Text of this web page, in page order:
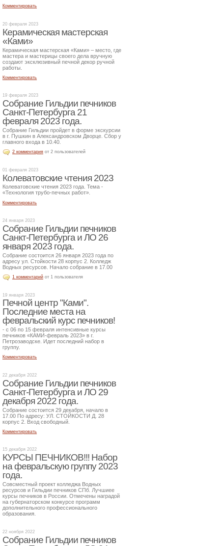
Комментировать
20 февраля 2023
Керамическая мастерская
«Ками»
Керамическая мастерская «Ками» – место, где
мастера и мастерицы своего дела вручную
создают эксклюзивный печной декор ручной
работы.
Комментировать
19 февраля 2023
Собрание Гильдии печников
Санкт-Петербурга 21
февраля 2023 года.
Собрание Гильдии пройдет в форме экскурсии
в г. Пушкин в Александровском Дворце. Сбор у
главного входа в 10.40.
2 комментария от 2 пользователей
01 февраля 2023
Колеватовские чтения 2023
Колеватовские чтения 2023 года. Тема -
«Технология трубо-печных работ».
Комментировать
24 января 2023
Собрание Гильдии печников
Санкт-Петербурга и ЛО 26
января 2023 года.
Собрание состоится 26 января 2023 года по
адресу ул. Стойкости 28 корпус 2. Колледж
Водных ресурсов. Начало собрание в 17.00
1 комментарий от 1 пользователя
19 января 2023
Печной центр "Ками".
Последние места на
февральский курс печников!
- с 06 по 15 февраля интенсивные курсы
печников «КАМИ-февраль 2023» в г.
Петрозаводске. Идет последний набор в
группу.
Комментировать
22 декабря 2022
Собрание Гильдии печников
Санкт-Петербурга и ЛО 29
декабря 2022 года.
Собрание состоится 29 декабря, начало в
17.00 По адресу: УЛ. СТОЙКОСТИ Д. 28
корпус 2. Вход свободный.
Комментировать
15 декабря 2022
КУРСЫ ПЕЧНИКОВ!!! Набор
на февральскую группу 2023
года.
Совсместный проект колледжа Водных
ресурсов и Гильдии печников СПб. Лучшиее
курсы печников в России. Отмечены наградой
на губернаторском конкурсе программ
дополнительного профессионального
образования.
22 ноября 2022
Собрание Гильдии печников